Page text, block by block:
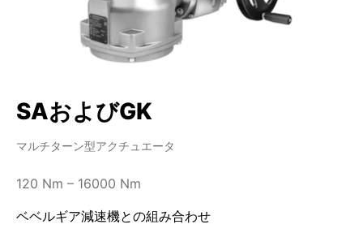
SAおよびGK
マルチターン型アクチュエータ
120 Nm – 16000 Nm
ベベルギア減速機との組み合わせ